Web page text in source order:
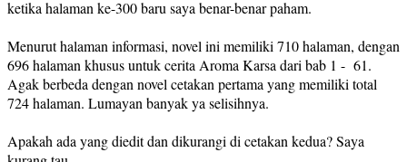
ketika halaman ke-300 baru saya benar-benar paham.
Menurut halaman informasi, novel ini memiliki 710 halaman, dengan
696 halaman khusus untuk cerita Aroma Karsa dari bab 1 - 61.
Agak berbeda dengan novel cetakan pertama yang memiliki total
724 halaman. Lumayan banyak ya selisihnya.
Apakah ada yang diedit dan dikurangi di cetakan kedua? Saya